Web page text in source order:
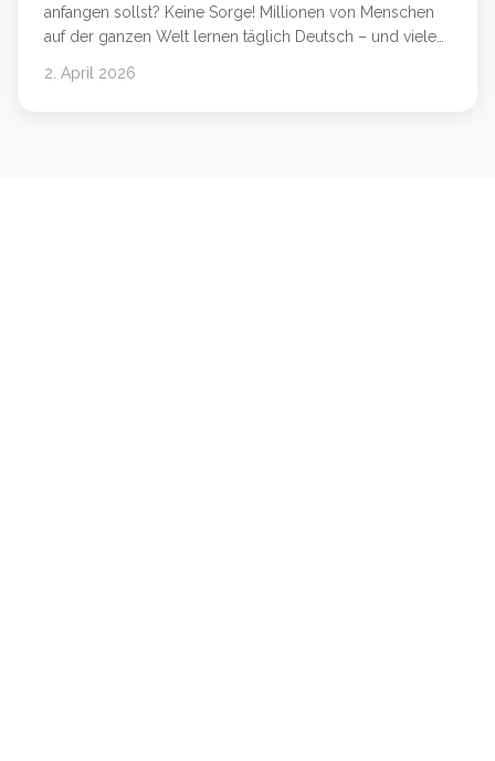
anfangen sollst? Keine Sorge! Millionen von Menschen
auf der ganzen Welt lernen täglich Deutsch – und viele
beeindruckendes Niveau gebracht. In diesem Artikel
2. April 2026